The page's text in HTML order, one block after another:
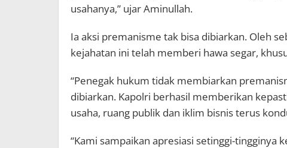
usahanya,” ujar Aminullah.
Ia aksi premanisme tak bisa dibiarkan. Oleh
kejahatan ini telah memberi hawa segar,
“Penegak hukum tidak membiarkan
dibiarkan. Kapolri berhasil memberikan
usaha, ruang publik dan iklim bisnis terus
“Kami sampaikan apresiasi setinggi-tingginya